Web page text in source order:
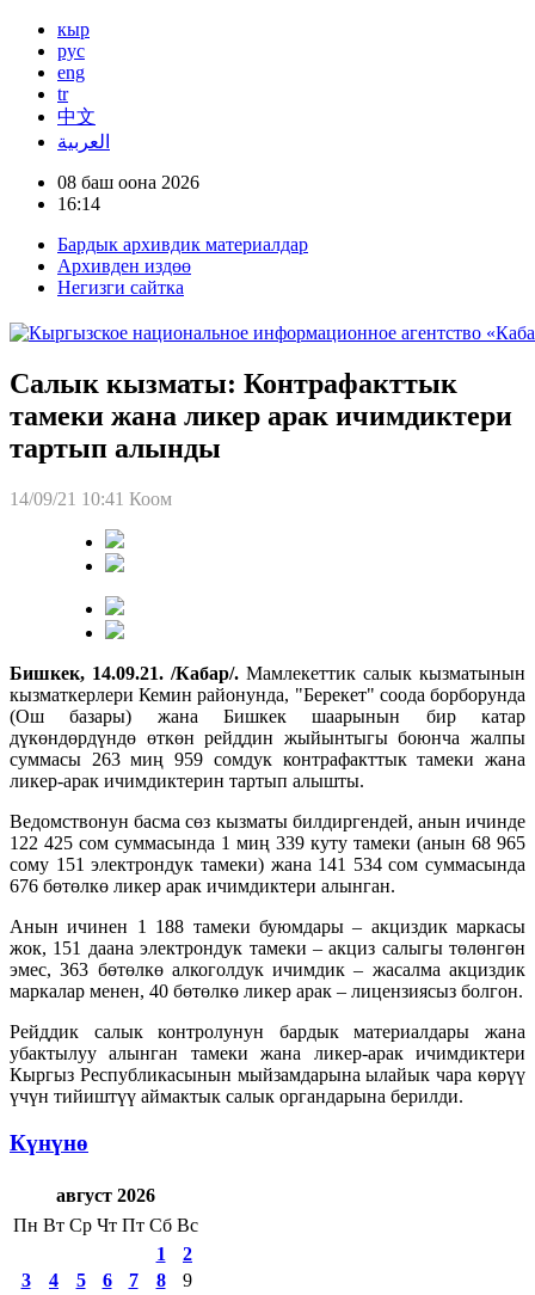
кыр
рус
eng
tr
中文
العربية
08 баш оона 2026
16:14
Бардык архивдик материалдар
Архивден издөө
Негизги сайтка
Салык кызматы: Контрафакттык
тамеки жана ликер арак ичимдиктери
тартып алынды
14/09/21 10:41 Коом
Бишкек, 14.09.21. /Кабар/. Мамлекеттик салык кызматынын
кызматкерлери Кемин районунда, "Берекет" соода борборунда
(Ош базары) жана Бишкек шаарынын бир катар
дүкөндөрдүндө өткөн рейддин жыйынтыгы боюнча жалпы
суммасы 263 миң 959 сомдук контрафакттык тамеки жана
ликер-арак ичимдиктерин тартып алышты.
Ведомствонун басма сөз кызматы билдиргендей, анын ичинде
122 425 сом суммасында 1 миң 339 куту тамеки (анын 68 965
сому 151 электрондук тамеки) жана 141 534 сом суммасында
676 бөтөлкө ликер арак ичимдиктери алынган.
Анын ичинен 1 188 тамеки буюмдары – акциздик маркасы
жок, 151 даана электрондук тамеки – акциз салыгы төлөнгөн
эмес, 363 бөтөлкө алкоголдук ичимдик – жасалма акциздик
маркалар менен, 40 бөтөлкө ликер арак – лицензиясыз болгон.
Рейддик салык контролунун бардык материалдары жана
убактылуу алынган тамеки жана ликер-арак ичимдиктери
Кыргыз Республикасынын мыйзамдарына ылайык чара көрүү
үчүн тийиштүү аймактык салык органдарына берилди.
Күнүнө
август 2026
Пн Вт Ср Чт Пт Сб Вс
1
2
3
4 5 6 7 8
9